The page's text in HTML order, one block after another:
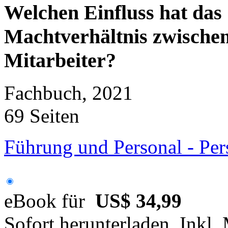
Welchen Einfluss hat
Machtverhältnis
Mitarbeiter?
Fachbuch, 2021
69 Seiten
Führung und Personal -
eBook für US$ 34,99